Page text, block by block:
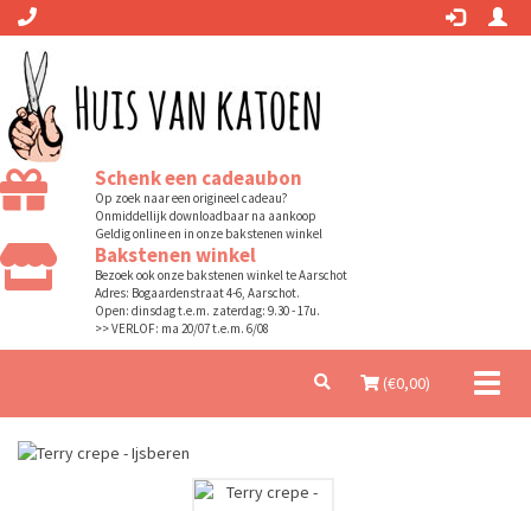
Schenk een cadeaubon
Op zoek naar een origineel cadeau?
Onmiddellijk downloadbaar na aankoop
Geldig online en in onze bakstenen winkel
Bakstenen winkel
Bezoek ook onze bakstenen winkel te Aarschot
Adres: Bogaardenstraat 4-6, Aarschot.
Open: dinsdag t.e.m. zaterdag: 9.30 - 17u.
>> VERLOF: ma 20/07 t.e.m. 6/08
(€0,00)